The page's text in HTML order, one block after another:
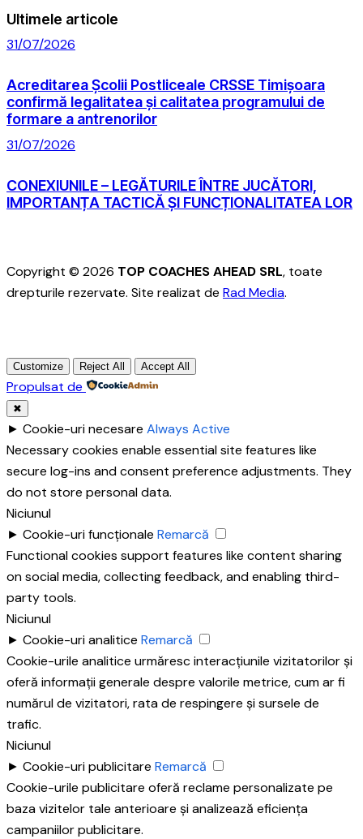
Ultimele articole
31/07/2026
Acreditarea Școlii Postliceale CRSSE Timișoara
confirmă legalitatea și calitatea programului de
formare a antrenorilor
31/07/2026
CONEXIUNILE – LEGĂTURILE ÎNTRE JUCĂTORI,
IMPORTANȚA TACTICĂ ȘI FUNCȚIONALITATEA LOR
Copyright © 2026 TOP COACHES AHEAD SRL, toate
drepturile rezervate. Site realizat de Rad Media.
Customize Reject All Accept All
Propulsat de
✖
► Cookie-uri necesare Always Active
Necessary cookies enable essential site features like
secure log-ins and consent preference adjustments. They
do not store personal data.
Niciunul
► Cookie-uri funcționale Remarcă
Functional cookies support features like content sharing
on social media, collecting feedback, and enabling third-
party tools.
Niciunul
► Cookie-uri analitice Remarcă
Cookie-urile analitice urmăresc interacțiunile vizitatorilor și
oferă informații generale despre valorile metrice, cum ar fi
numărul de vizitatori, rata de respingere și sursele de
trafic.
Niciunul
► Cookie-uri publicitare Remarcă
Cookie-urile publicitare oferă reclame personalizate pe
baza vizitelor tale anterioare și analizează eficiența
campaniilor publicitare.